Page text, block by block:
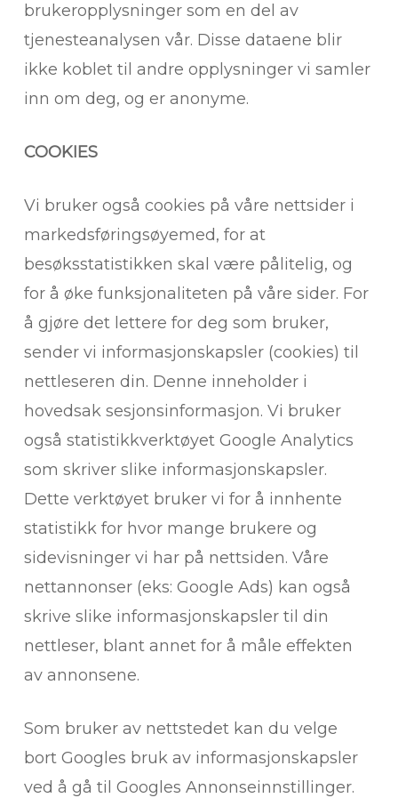
brukeropplysninger som en del av
tjenesteanalysen vår. Disse dataene blir
ikke koblet til andre opplysninger vi samler
inn om deg, og er anonyme.
COOKIES
Vi bruker også cookies på våre nettsider i
markedsføringsøyemed, for at
besøksstatistikken skal være pålitelig, og
for å øke funksjonaliteten på våre sider. For
å gjøre det lettere for deg som bruker,
sender vi informasjonskapsler (cookies) til
nettleseren din. Denne inneholder i
hovedsak sesjonsinformasjon. Vi bruker
også statistikkverktøyet Google Analytics
som skriver slike informasjonskapsler.
Dette verktøyet bruker vi for å innhente
statistikk for hvor mange brukere og
sidevisninger vi har på nettsiden. Våre
nettannonser (eks: Google Ads) kan også
skrive slike informasjonskapsler til din
nettleser, blant annet for å måle effekten
av annonsene.
Som bruker av nettstedet kan du velge
bort Googles bruk av informasjonskapsler
ved å gå til Googles Annonseinnstillinger.